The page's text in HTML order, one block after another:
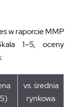
w raporcie MMP
1–5, oceny
vs. średnia
rynkowa